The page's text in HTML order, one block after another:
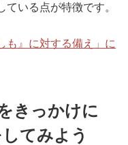
いる点が特徴です。
も』に対する備え」に
きっかけに
てみよう